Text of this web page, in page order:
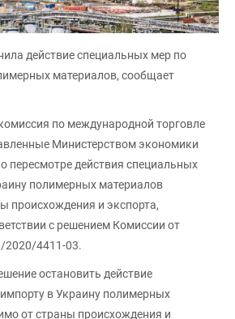
действие специальных мер по
материалов, сообщает
по международной торговле
Министерством экономики
пересмотре действия специальных
полимерных материалов
происхождения и экспорта,
с решением Комиссии от
4411-03.
остановить действие
в Украину полимерных
от страны происхождения и